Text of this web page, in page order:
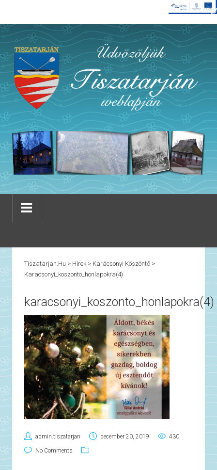
Tiszatarjan.hu > Hírek> Karácsonyi Köszöntő >
Karacsonyi_koszonto_honlapokra(4)
karacsonyi_koszonto_honlapokra(4)
admin.tiszatarjan december 20, 2019 430
No Comments